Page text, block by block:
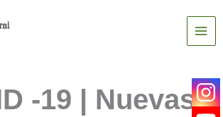
-19 | Nuevas